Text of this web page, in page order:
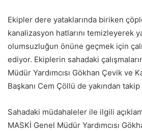
Ekipler dere yataklarında biriken
kanalizasyon hatlarını temizleyerek
olumsuzluğun önüne geçmek için
ediyor. Ekiplerin sahadaki
Müdür Yardımcısı Gökhan Çevik ve
Başkanı Cem Çöllü de yakından
Sahadaki müdahaleler ile ilgili
MASKİ Genel Müdür Yardımcısı